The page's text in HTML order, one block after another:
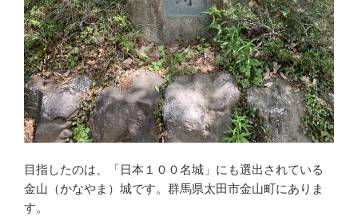
目指したのは、「日本１００名城」にも選出されている
金山（かなやま）城です。群馬県太田市金山町にありま
す。